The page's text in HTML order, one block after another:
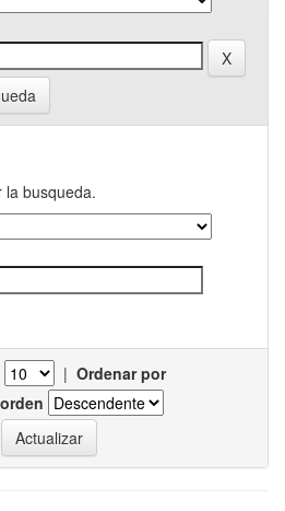
la busqueda.
| Ordenar por